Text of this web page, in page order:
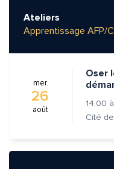
Ateliers
Apprentissage AFP/
mer.
26
août
Oser
14:00 à